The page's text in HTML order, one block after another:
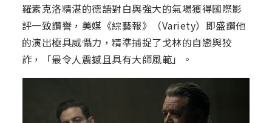
羅素克洛精湛的德語對白與強大的氣場獲得國際影
評一致讚譽，美媒《綜藝報》（Variety）即盛讚他
的演出極具威懾力，精準捕捉了戈林的自戀與狡
詐，「最令人震撼且具有大師風範」。